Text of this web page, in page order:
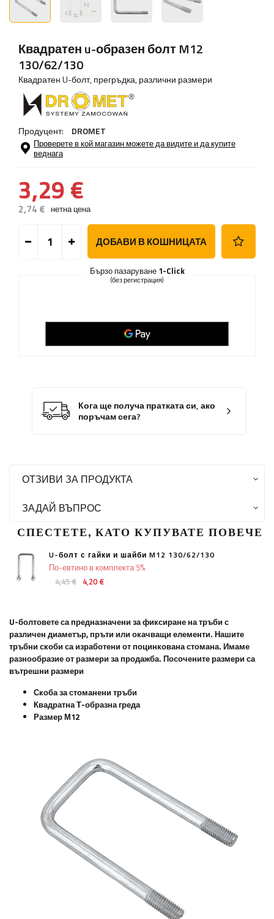
Квадратен u-образен болт M12
130/62/130
Квадратен U-болт, прегръдка, различни размери
Продуцент: DROMET
Проверете в кой магазин можете да видите и да купите
веднага
3,29 €
2,74 € нетна цена
ДОБАВИ В КОШНИЦАТА
Бързо пазаруване 1-Click
(без регистрация)
Кога ще получа пратката си, ако
поръчам сега?
ОТЗИВИ ЗА ПРОДУКТА
ЗАДАЙ ВЪПРОС
СПЕСТЕТЕ, КАТО КУПУВАТЕ ПОВЕЧЕ
U-болт с гайки и шайби M12 130/62/130
4,45 € 4,20 €
По-евтино в комплекта 5%
U-болтовете са предназначени за фиксиране на тръби с
различен диаметър, пръти или окачващи елементи. Нашите
тръбни скоби са изработени от поцинкована стомана. Имаме
разнообразие от размери за продажба. Посочените размери са
вътрешни размери
Скоба за стоманени тръби
Квадратна Т-образна греда
Размер М12